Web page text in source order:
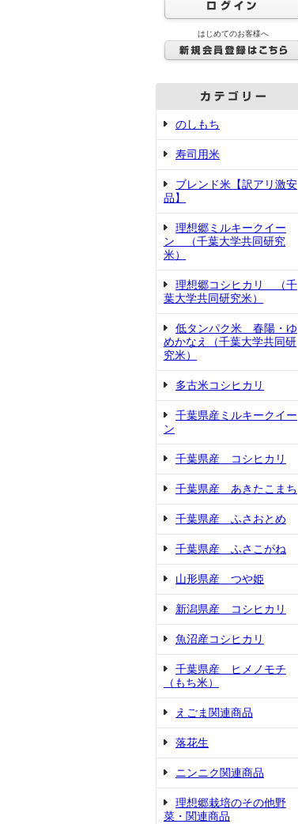
はじめてのお客様へ
のしもち
寿司用米
ブレンド米【訳アリ激安
品】
理想郷ミルキークイー
ン （千葉大学共同研究
米）
理想郷コシヒカリ （千
葉大学共同研究米）
低タンパク米 春陽・ゆ
めかなえ（千葉大学共同研
究米）
多古米コシヒカリ
千葉県産ミルキークイー
ン
千葉県産 コシヒカリ
千葉県産 あきたこまち
千葉県産 ふさおとめ
千葉県産 ふさこがね
山形県産 つや姫
新潟県産 コシヒカリ
魚沼産コシヒカリ
千葉県産 ヒメノモチ
（もち米）
えごま関連商品
落花生
ニンニク関連商品
理想郷栽培のその他野
菜・関連商品